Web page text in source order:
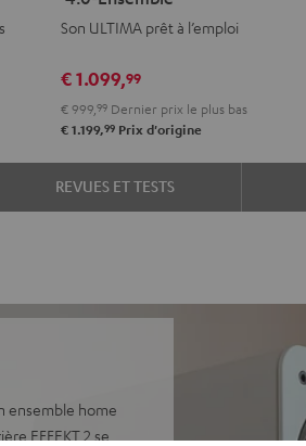
ACTIVE
3
"4.0-
Ensemble"
Noir
ACTIVE
3
"4.0-
Ensemble"
Blanc
Son ULTIMA prêt à l’emploi
€ 1.099,99
€ 999, 99Dernier prix le plus bas
€ 1.199,99Prix d'origine
REVUES ET TESTS
ensemble home
EFFEKT 2 se